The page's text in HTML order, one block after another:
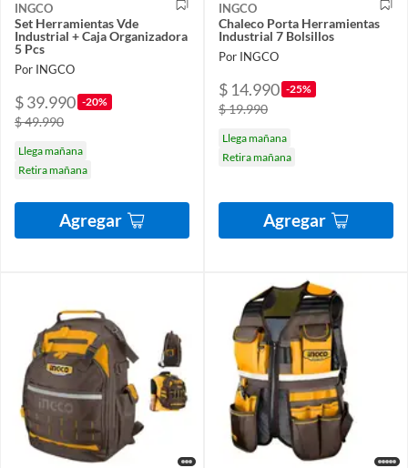
INGCO
Set Herramientas Vde
Industrial + Caja Organizadora
5 Pcs
Por INGCO
$ 39.990 -20%
$ 49.990
Llega mañana
Retira mañana
Agregar
INGCO
Chaleco Porta Herramientas
Industrial 7 Bolsillos
Por INGCO
$ 14.990 -25%
$ 19.990
Llega mañana
Retira mañana
Agregar